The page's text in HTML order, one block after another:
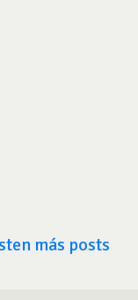
más posts